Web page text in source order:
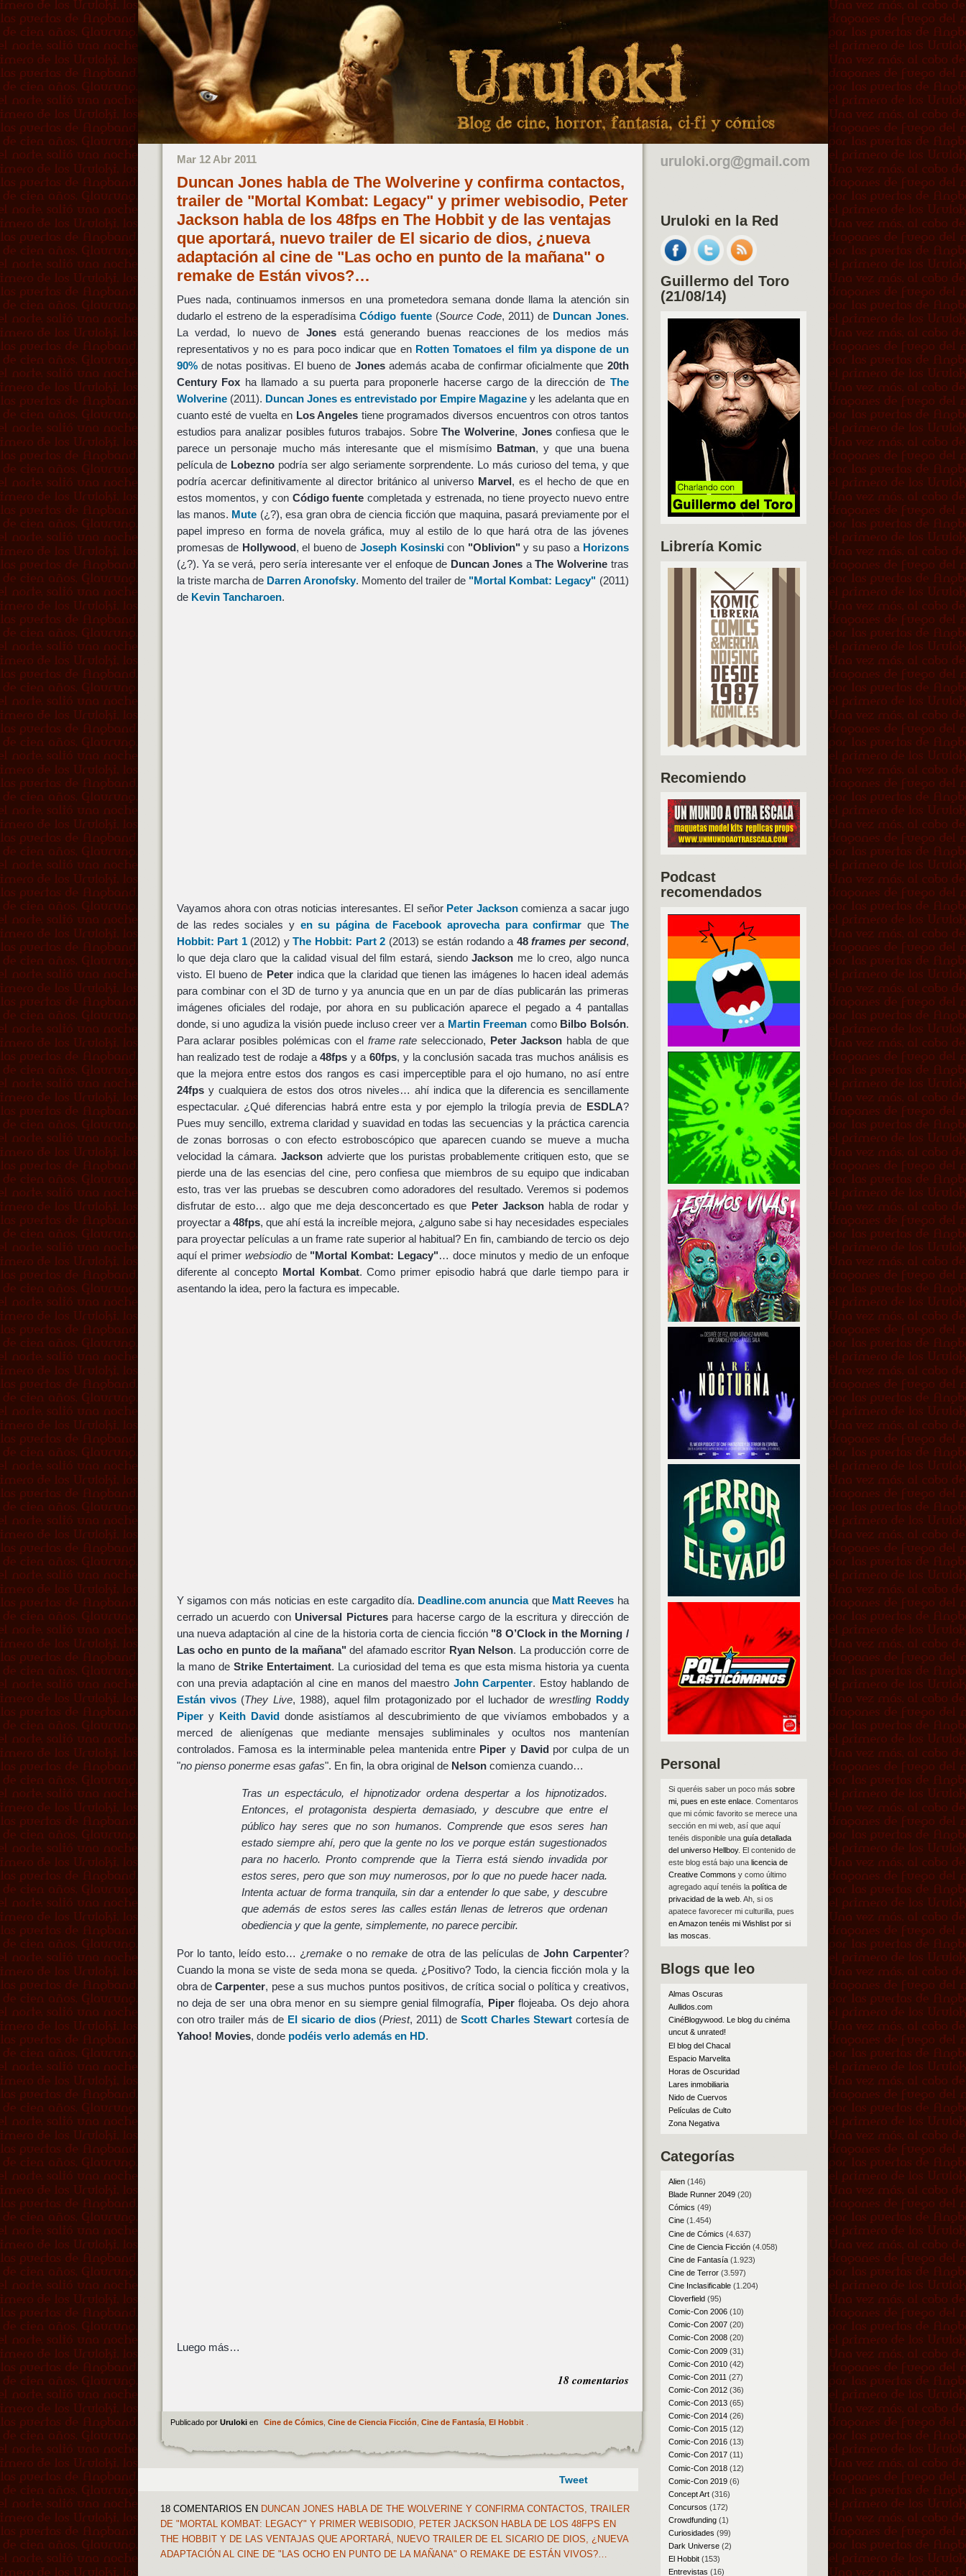
Mar 12 Abr 2011
Duncan Jones habla de The Wolverine y confirma contactos,
trailer de "Mortal Kombat: Legacy" y primer webisodio, Peter
Jackson habla de los 48fps en The Hobbit y de las ventajas
que aportará, nuevo trailer de El sicario de dios, ¿nueva
adaptación al cine de "Las ocho en punto de la mañana" o
remake de Están vivos?…
Pues nada, continuamos inmersos en una prometedora semana donde llama la atención sin
dudarlo el estreno de la esperadísimaCódigo fuente(Source Code, 2011) de Duncan Jones.
La verdad, lo nuevo de Jones está generando buenas reacciones de los medios más
representativos y no es para poco indicar que enRotten Tomatoes el film ya dispone de un
90%de notas positivas. El bueno de Jonesademás acaba de confirmar oficialmente que 20th
Century Fox ha llamado a su puerta para proponerle hacerse cargo de la dirección de The
Wolverine(2011). Duncan Jones es entrevistado por Empire Magaziney les adelanta que en
cuanto esté de vuelta en Los Angeles tiene programados diversos encuentros con otros tantos
estudios para analizar posibles futuros trabajos. SobreThe Wolverine, Jonesconfiesa que le
parece un personaje mucho más interesante que el mismísimo Batman, y que una buena
película de Lobezno podría ser algo seriamente sorprendente. Lo más curioso del tema, y que
podría acercar definitivamente al director británico al universo Marvel, es el hecho de que en
estos momentos, y con Código fuente completada y estrenada, no tiene proyecto nuevo entre
las manos. Mute (¿?), esa gran obra de ciencia ficción que maquina, pasará previamente por el
papel impreso en forma de novela gráfica, muy al estilo de lo que hará otra de las jóvenes
promesas de Hollywood, el bueno de Joseph Kosinskicon "Oblivion" y su paso a Horizons
(¿?). Ya se verá, pero sería interesante ver el enfoque de Duncan Jones aThe Wolverinetras
la triste marcha de Darren Aronofsky. Momento del trailer de "Mortal Kombat: Legacy" (2011)
de Kevin Tancharoen.
Vayamos ahora con otras noticias interesantes. El señor Peter Jacksoncomienza a sacar jugo
de las redes sociales y en su página de Facebook aprovecha para confirmar que The
Hobbit: Part 1(2012) yThe Hobbit: Part 2 (2013) se están rodando a 48frames per second,
lo que deja claro que la calidad visual del film estará, siendoJackson me lo creo, algo nunca
visto. El bueno de Peterindica que la claridad que tienen las imágenes lo hacen ideal además
para combinar con el 3D de turno y ya anuncia que en un par de días publicarán las primeras
imágenes oficiales del rodaje, por ahora en su publicación aparece el pegado a 4 pantallas
donde, si uno agudiza la visión puede incluso creer ver a Martin Freeman como Bilbo Bolsón.
Para aclarar posibles polémicas con el frame rate seleccionado, Peter Jackson habla de que
han realizado test de rodaje a48fps y a 60fps, y la conclusión sacada tras muchos análisis es
que la mejora entre estos dos rangos es casi imperceptible para el ojo humano, no así entre
24fpsy cualquiera de estos dos otros niveles… ahí indica que la diferencia es sencillamente
espectacular. ¿Qué diferencias habrá entre esta y por ejemplo la trilogía previa de ESDLA?
Pues muy sencillo, extrema claridad y suavidad en todas las secuencias y la práctica carencia
de zonas borrosas o con efecto estroboscópico que aparecen cuando se mueve a mucha
velocidad la cámara. Jacksonadvierte que los puristas probablemente critiquen esto, que se
pierde una de las esencias del cine, pero confiesa que miembros de su equipo que indicaban
esto, tras ver las pruebas se descubren como adoradores del resultado. Veremos si podemos
disfrutar de esto… algo que me deja desconcertado es que Peter Jacksonhabla de rodar y
proyectar a 48fps, que ahí está la increíble mejora, ¿alguno sabe si hay necesidades especiales
para proyectar películas a un frame rate superior al habitual? En fin, cambiando de tercio os dejo
aquí el primer websiodiode "Mortal Kombat: Legacy"… doce minutos y medio de un enfoque
diferente al concepto Mortal Kombat. Como primer episodio habrá que darle tiempo para ir
asentando la idea, pero la factura es impecable.
Y sigamos con más noticias en este cargadito día. Deadline.com anunciaque Matt Reeves ha
cerrado un acuerdo con Universal Picturespara hacerse cargo de la escritura y dirección de
una nueva adaptación al cine de la historia corta de ciencia ficción "8 O’Clock in the Morning /
Las ocho en punto de la mañana" del afamado escritor Ryan Nelson. La producción corre de
la mano de Strike Entertaiment. La curiosidad del tema es que esta misma historia ya cuenta
con una previa adaptación al cine en manos del maestro John Carpenter. Estoy hablando de
Están vivos (They Live, 1988), aquel film protagonizado por el luchador dewrestling Roddy
Pipery Keith Daviddonde asistíamos al descubrimiento de que vivíamos embobados y a
merced de alienígenas que mediante mensajes subliminales y ocultos nos mantenían
controlados. Famosa es la interminable pelea mantenida entre Piper y Davidpor culpa de un
"no pienso ponerme esas gafas". En fin, la obra original de Nelsoncomienza cuando…
Tras un espectáculo, el hipnotizador ordena despertar a los hipnotizados.
Entonces, el protagonista despierta demasiado, y descubre que entre el
público hay seres que no son humanos. Comprende que esos seres han
estado siempre ahí, pero que la gente no los ve porque están sugestionados
para no hacerlo. Pronto comprende que la Tierra está siendo invadida por
estos seres, pero que son muy numerosos, por lo que no puede hacer nada.
Intenta actuar de forma tranquila, sin dar a entender lo que sabe, y descubre
que además de estos seres las calles están llenas de letreros que ordenan
obediencia y que la gente, simplemente, no parece percibir.
Por lo tanto, leído esto… ¿remake o noremake de otra de las películas de John Carpenter?
Cuando la mona se viste de seda mona se queda. ¿Positivo? Todo, la ciencia ficción mola y la
obra deCarpenter, pese a sus muchos puntos positivos, de crítica social o política y creativos,
no deja de ser una obra menor en su siempre genial filmografía, Piperflojeaba. Os dejo ahora
con otro trailer más de El sicario de dios(Priest, 2011) deScott Charles Stewartcortesía de
Yahoo! Movies, donde podéis verlo además en HD.
Luego más…
18 comentarios
Publicado por Uruloki en Cine de Cómics, Cine de Ciencia Ficción Cine de Fantasía, El Hobbit.
Tweet
18 COMENTARIOS EN DUNCAN JONES HABLA DE THE WOLVERINE Y CONFIRMA CONTACTOS, TRAILER
DE "MORTAL KOMBAT: LEGACY" Y PRIMER WEBISODIO, PETER JACKSON HABLA DE LOS 48FPS EN
THE HOBBIT Y DE LAS VENTAJAS QUE APORTARÁ, NUEVO TRAILER DE EL SICARIO DE DIOS, ¿NUEVA
ADAPTACIÓN AL CINE DE "LAS OCHO EN PUNTO DE LA MAÑANA" O REMAKE DE ESTÁN VIVOS?…
Uruloki en la Red
Guillermo del Toro
(21/08/14)
Librería Komic
Recomiendo
Podcast
recomendados
Personal
Si queréis saber un poco más sobre
mi, pues en este enlace. Comentaros
que mi cómic favorito se merece una
sección en mi web, así que aquí
tenéis disponible una guía detallada
del universo Hellboy. El contenido de
este blog está bajo una licencia de
Creative Commons y como último
agregado aquí tenéis la política de
privacidad de la web. Ah, si os
apatece favorecer mi culturilla, pues
en Amazon tenéis mi Wishlist por si
las moscas
Blogs que leo
Almas Oscuras
Aullidos.com
CinéBlogywood. Le blog du cinéma
uncut & unrated!
El blog del Chacal
Espacio Marvelita
Horas de Oscuridad
Lares inmobiliaria
Nido de Cuervos
Películas de Culto
Zona Negativa
Categorías
Alien(146)
Blade Runner 2049(20)
Cómics (49)
Cine(1.454)
Cine de Cómics (4.637)
Cine de Ciencia Ficción(4.058)
Cine de Fantasía(1.923)
Cine de Terror(3.597)
Cine Inclasificable(1.204)
Cloverfield(95)
Comic-Con 2006(10)
Comic-Con 2007(20)
Comic-Con 2008(20)
Comic-Con 2009(31)
Comic-Con 2010(42)
Comic-Con 2011 (27)
Comic-Con 2012(36)
Comic-Con 2013(65)
Comic-Con 2014(26)
Comic-Con 2015(12)
Comic-Con 2016(13)
Comic-Con 2017(11)
Comic-Con 2018(12)
Comic-Con 2019(6)
Concept Art(316)
Concursos (172)
Crowdfunding(1)
Curiosidades (99)
Dark Universe(2)
El Hobbit(153)
Entrevistas (16)